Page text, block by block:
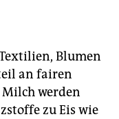
Blumen
an fairen
werden
zu Eis wie